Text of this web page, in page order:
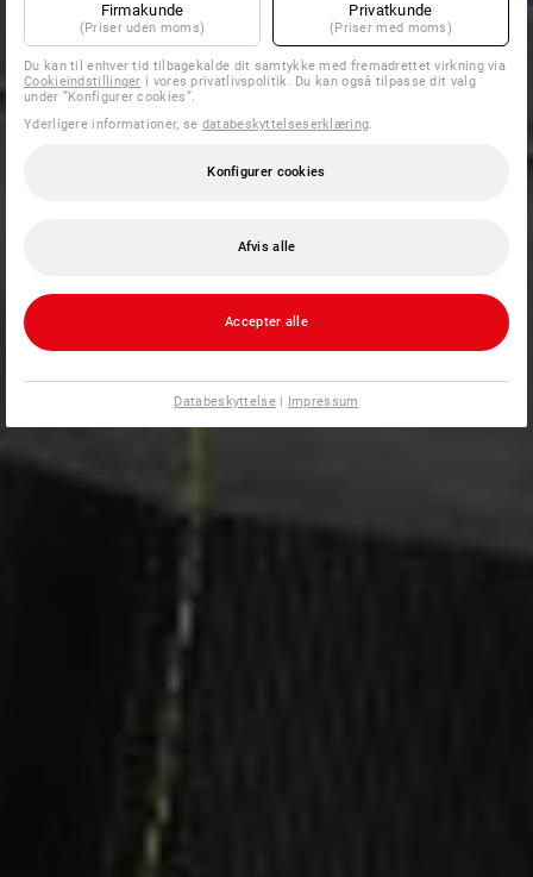
Firmakunde
(Priser uden moms)
Privatkunde
(Priser med moms)
Du kan til enhver tid tilbagekalde dit samtykke med fremadrettet virkning via
Cookieindstillinger i vores privatlivspolitik. Du kan også tilpasse dit valg
under ”Konfigurer cookies”.
Yderligere informationer, se databeskyttelseserklæring.
Konfigurer cookies
Afvis alle
Accepter alle
Databeskyttelse| Impressum